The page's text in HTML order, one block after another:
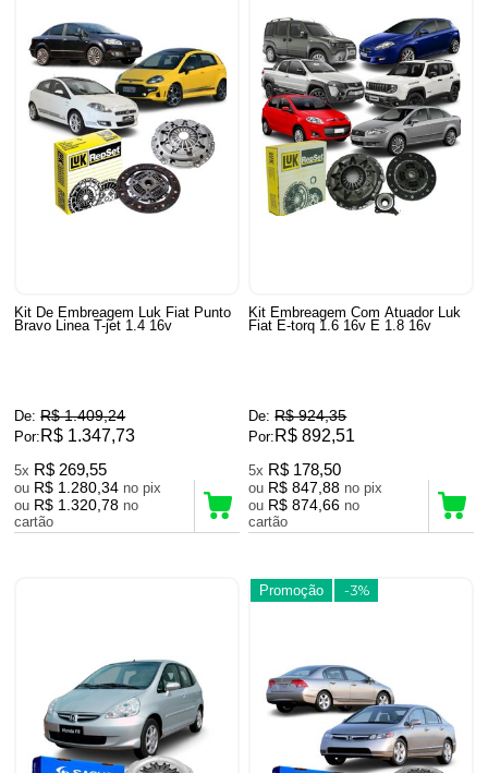
Kit De Embreagem Luk Fiat Punto
Bravo Linea T-jet 1.4 16v
De: R$ 1.409,24
Por: R$ 1.347,73
5x R$ 269,55
ou R$ 1.280,34
no pix
ou R$ 1.320,78 no
cartão
Kit Embreagem Com Atuador Luk
Fiat E-torq 1.6 16v E 1.8 16v
De: R$ 924,35
Por: R$ 892,51
5x R$ 178,50
ou R$ 847,88
no pix
ou R$ 874,66 no
cartão
Promoção -3%